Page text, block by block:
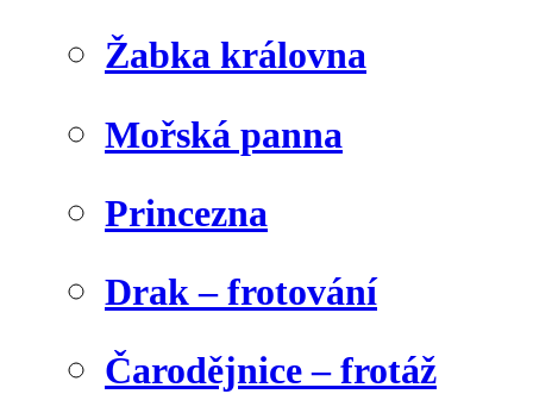
Žabka královna
Mořská panna
Princezna
Drak – frotování
Čarodějnice – frotáž